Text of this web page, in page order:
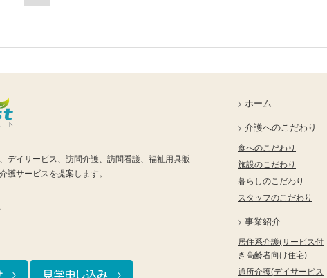
デイサービス、訪問介護、訪問看護、福祉用具販
護サービスを提案します。
ホーム
介護へのこだわり
食へのこだわり
施設のこだわり
暮らしのこだわり
スタッフのこだわり
事業紹介
居住系介護(サービス付
き高齢者向け住宅)
通所介護(デイサービス